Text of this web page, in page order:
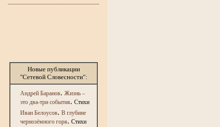
Новые публикации
"Сетевой Словесности":
Андрей Баранов. Жизнь –
это два-три события. Стихи
Иван Белоусов. В глубине
чернозёмного горя. Стихи